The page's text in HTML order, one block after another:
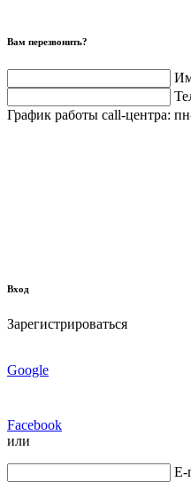
Вам перезвонить?
График работы call-центра:
Вход
Зарегистрироваться
Google
Facebook
или
E-